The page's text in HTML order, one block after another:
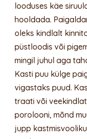
looduses käe
hooldada.
oleks kindlalt
püstloodis või
mingil juhul aga
Kasti puu külge
vigastaks puud.
traati või
porolooni, mõnd
jupp